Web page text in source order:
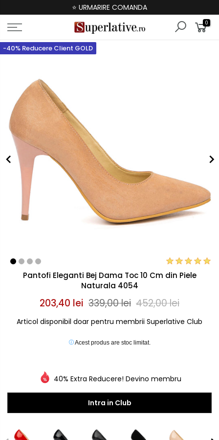
⭐ URMARIRE COMANDA
0
-40% Reducere Client GOLD
Pantofi Eleganti Bej Dama Toc 10 Cm din Piele
Naturala 4054
203,40 lei 339,00 lei 452,00 lei
Articol disponibil doar pentru membrii Superlative Club
Acest produs are stoc limitat.
40% Extra Reducere! Devino membru
Intra in Club